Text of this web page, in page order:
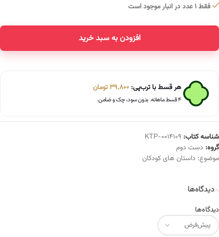
فقط 1 عدد در انبار موجود است
افزودن به سبد خرید
هر قسط با ترب‌پی: 39,800تومان
۴ قسط ماهانه. بدون سود، چک و ضامن.
شناسه کتاب: KTP-0014109
گروه: دست دوم
موضوع: داستان های کودکان
دیدگاه‌ها
دیدگاه‌ها